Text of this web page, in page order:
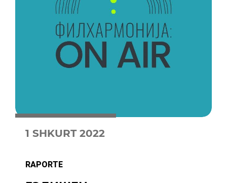
1 SHKURT 2022
RAPORTE